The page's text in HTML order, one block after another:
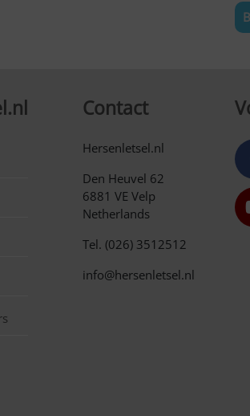
Contact
Hersenletsel.nl
Den Heuvel 62
6881 VE Velp
Netherlands
Tel. (026) 3512512
info@hersenletsel.nl